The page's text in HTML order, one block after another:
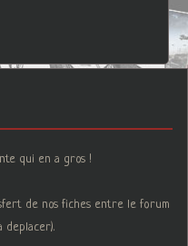
qui en a gros !
de nos fiches entre le forum